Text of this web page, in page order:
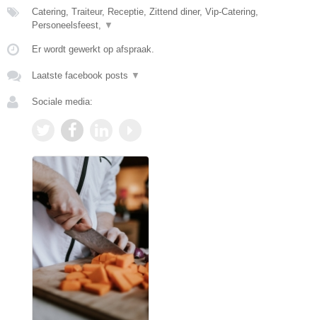
Catering, Traiteur, Receptie, Zittend diner, Vip-Catering,
Personeelsfeest,
▼
Er wordt gewerkt op afspraak.
Laatste facebook posts ▼
Sociale media: